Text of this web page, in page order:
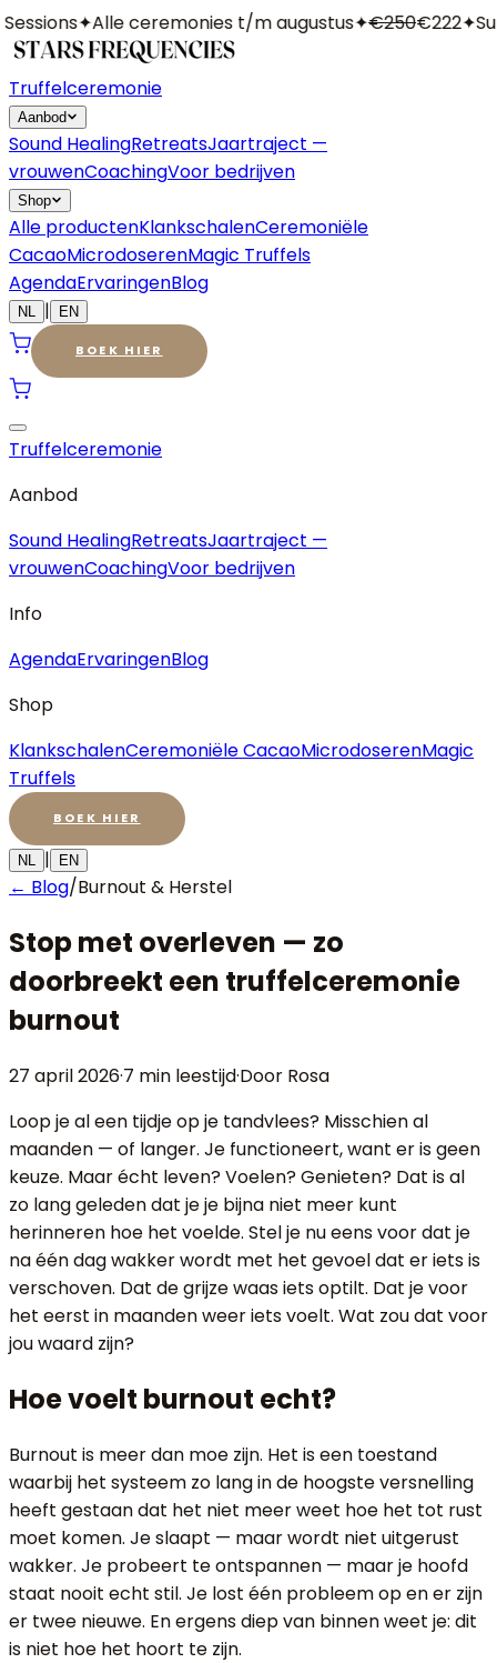
✦Alle ceremonies t/m augustus✦€250€222✦
Truffelceremonie
Aanbod
Sound HealingRetreatsJaartraject —
vrouwenCoachingVoor bedrijven
Shop
Alle productenKlankschalenCeremoniële
CacaoMicrodoserenMagic Truffels
AgendaErvaringenBlog
NL | EN
BOEK HIER
Truffelceremonie
Aanbod
Sound HealingRetreatsJaartraject —
vrouwenCoachingVoor bedrijven
Info
AgendaErvaringenBlog
Shop
KlankschalenCeremoniële CacaoMicrodoserenMagic
Truffels
BOEK HIER
NL | EN
← Blog/Burnout & Herstel
Stop met overleven — zo
doorbreekt een truffelceremonie
burnout
27 april 2026·7 min leestijd·Door Rosa
Loop je al een tijdje op je tandvlees? Misschien al
maanden — of langer. Je functioneert, want er is geen
keuze. Maar écht leven? Voelen? Genieten? Dat is al
zo lang geleden dat je je bijna niet meer kunt
herinneren hoe het voelde. Stel je nu eens voor dat je
na één dag wakker wordt met het gevoel dat er iets is
verschoven. Dat de grijze waas iets optilt. Dat je voor
het eerst in maanden weer iets voelt. Wat zou dat voor
jou waard zijn?
Hoe voelt burnout echt?
Burnout is meer dan moe zijn. Het is een toestand
waarbij het systeem zo lang in de hoogste versnelling
heeft gestaan dat het niet meer weet hoe het tot rust
moet komen. Je slaapt — maar wordt niet uitgerust
wakker. Je probeert te ontspannen — maar je hoofd
staat nooit echt stil. Je lost één probleem op en er zijn
er twee nieuwe. En ergens diep van binnen weet je: dit
is niet hoe het hoort te zijn.